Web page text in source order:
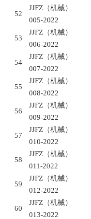
52
JJFZ （机械）
005-2022
53
JJFZ （机械）
006-2022
54
JJFZ （机械）
007-2022
55
JJFZ （机械）
008-2022
56
JJFZ （机械）
009-2022
57
JJFZ （机械）
010-2022
58
JJFZ （机械）
011-2022
59
JJFZ （机械）
012-2022
60
JJFZ （机械）
013-2022